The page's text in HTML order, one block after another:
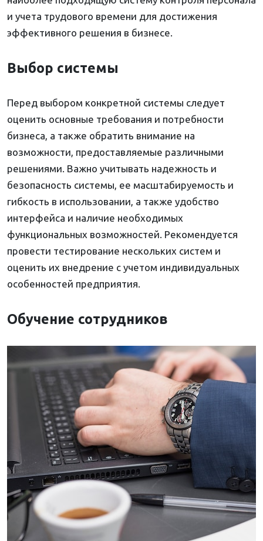
и учета трудового времени для достижения
эффективного решения в бизнесе.
Выбор системы
Перед выбором конкретной системы следует
оценить основные требования и потребности
бизнеса, а также обратить внимание на
возможности, предоставляемые различными
решениями. Важно учитывать надежность и
безопасность системы, ее масштабируемость и
гибкость в использовании, а также удобство
интерфейса и наличие необходимых
функциональных возможностей. Рекомендуется
провести тестирование нескольких систем и
оценить их внедрение с учетом индивидуальных
особенностей предприятия.
Обучение сотрудников